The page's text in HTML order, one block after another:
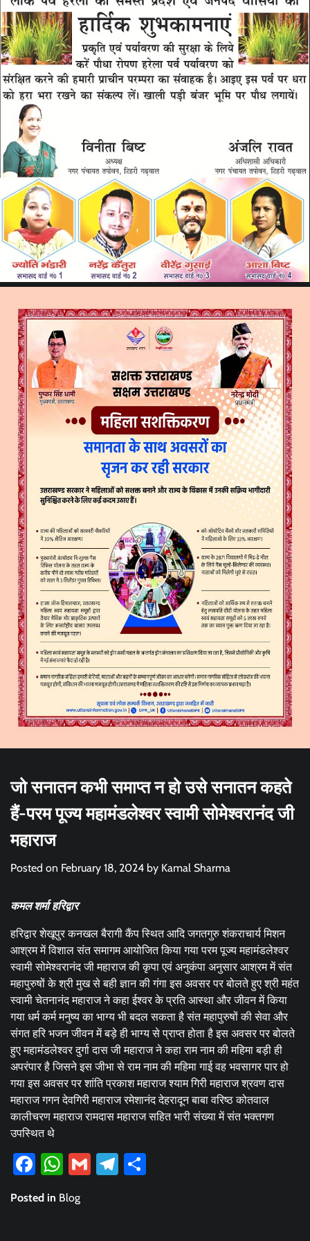
जो सनातन कभी समाप्त न हो उसे सनातन कहते
हैं-परम पूज्य महामंडलेश्वर स्वामी सोमेश्वरानंद जी
महाराज
Posted on February 18, 2024 by Kamal Sharma
कमल शर्मा हरिद्वार
हरिद्वार शेखूपुर कनखल बैरागी कैंप स्थित आदि जगतगुरु शंकराचार्य मिशन
आश्रम में विशाल संत समागम आयोजित किया गया परम पूज्य महामंडलेश्वर
स्वामी सोमेश्वरानंद जी महाराज की कृपा एवं अनुकंपा अनुसार आश्रम में संत
महापुरुषों के श्री मुख से बही ज्ञान की गंगा इस अवसर पर बोलते हुए श्री महंत
स्वामी चेतनानंद महाराज ने कहा ईश्वर के प्रति आस्था और जीवन में किया
गया धर्म कर्म मनुष्य का भाग्य भी बदल सकता है संत महापुरुषों की सेवा और
संगत हरि भजन जीवन में बड़े ही भाग्य से प्राप्त होता है इस अवसर पर बोलते
हुए महामंडलेश्वर दुर्गा दास जी महाराज ने कहा राम नाम की महिमा बड़ी ही
अपरंपार है जिसने इस जीभा से राम नाम की महिमा गाई वह भवसागर पार हो
गया इस अवसर पर शांति प्रकाश महाराज श्याम गिरी महाराज श्रवण दास
महाराज गगन देवगिरी महाराज रमेशानंद देहरादून बाबा वरिष्ठ कोतवाल
कालीचरण महाराज रामदास महाराज सहित भारी संख्या में संत भक्तगण
उपस्थित थे
Facebook
WhatsApp
GmailTelegram
Posted in Blog